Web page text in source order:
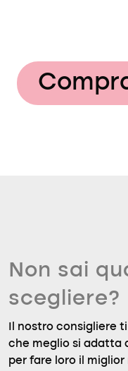
Non sai
scegliere?
Il nostro consigliere
che meglio si adatta
per fare loro il miglior